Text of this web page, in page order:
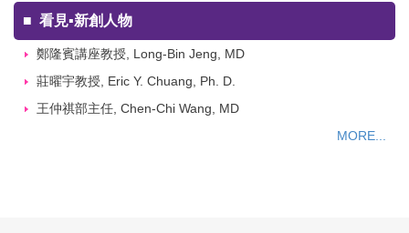
■ 看見▪新創人物
鄭隆賓講座教授, Long-Bin Jeng, MD
莊曜宇教授, Eric Y. Chuang, Ph. D.
王仲祺部主任, Chen-Chi Wang, MD
MORE...